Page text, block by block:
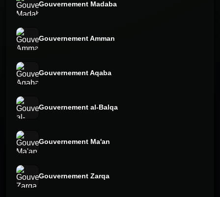
Gouvernement Madaba
Gouvernement Amman
Gouvernement Aqaba
Gouvernement al-Balqa
Gouvernement Ma'an
Gouvernement Zarqa